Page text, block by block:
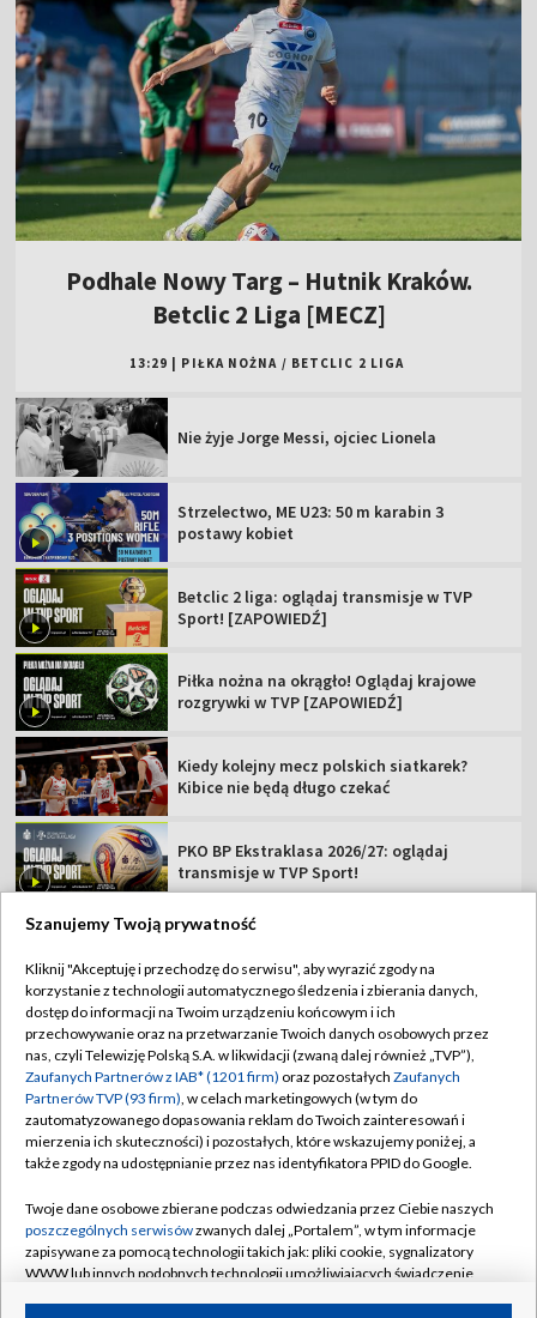
Podhale Nowy Targ – Hutnik Kraków.
Betclic 2 Liga [MECZ]
13:29 PIŁKA NOŻNA / BETCLIC 2 LIGA
Nie żyje Jorge Messi, ojciec Lionela
Strzelectwo, ME U23: 50 m karabin 3
postawy kobiet
Betclic 2 liga: oglądaj transmisje w TVP
Sport! [ZAPOWIEDŹ]
Piłka nożna na okrągło! Oglądaj krajowe
rozgrywki w TVP [ZAPOWIEDŹ]
Kiedy kolejny mecz polskich siatkarek?
Kibice nie będą długo czekać
PKO BP Ekstraklasa 2026/27: oglądaj
transmisje w TVP Sport!
TVP
Abonament TVP
Sklep TVP
Biuro Reklamy
Oferta Handlowa
Emisja w TVP
Rada Programowa
Ogłoszenia przetargowe
Regulamin TVP
Polityka prywatności
Moje zgody
Biuro reklamy
Kanały
Szanujemy Twoją prywatność
Kliknij "Akceptuję i przechodzę do serwisu", aby wyrazić zgody na
korzystanie z technologii automatycznego śledzenia i zbierania danych,
dostęp do informacji na Twoim urządzeniu końcowym i ich
przechowywanie oraz na przetwarzanie Twoich danych osobowych przez
nas, czyli Telewizję Polską S.A. w likwidacji (zwaną dalej również „TVP”),
Zaufanych Partnerów z IAB* (1201 firm) oraz pozostałych Zaufanych
Partnerów TVP (93 firm), w celach marketingowych (w tym do
zautomatyzowanego dopasowania reklam do Twoich zainteresowań i
mierzenia ich skuteczności) i pozostałych, które wskazujemy poniżej, a
także zgody na udostępnianie przez nas identyfikatora PPID do Google.
Twoje dane osobowe zbierane podczas odwiedzania przez Ciebie naszych
poszczególnych serwisówzwanych dalej „Portalem”, w tym informacje
zapisywane za pomocą technologii takich jak: pliki cookie, sygnalizatory
WWW lub innych podobnych technologii umożliwiających świadczenie